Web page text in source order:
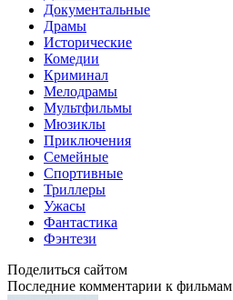
Документальные
Драмы
Исторические
Комедии
Криминал
Мелодрамы
Мультфильмы
Мюзиклы
Приключения
Семейные
Спортивные
Триллеры
Ужасы
Фантастика
Фэнтези
Поделиться сайтом
Последние комментарии к фильмам